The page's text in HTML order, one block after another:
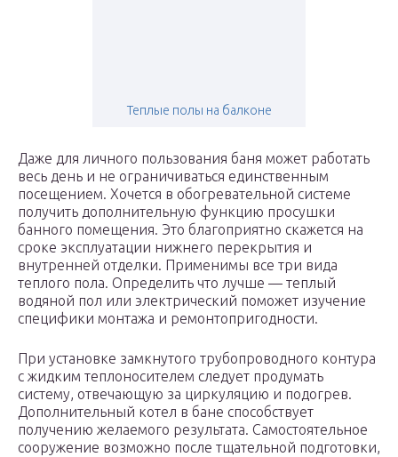
Теплые полы на балконе
Даже для личного пользования баня может работать
весь день и не ограничиваться единственным
посещением. Хочется в обогревательной системе
получить дополнительную функцию просушки
банного помещения. Это благоприятно скажется на
сроке эксплуатации нижнего перекрытия и
внутренней отделки. Применимы все три вида
теплого пола. Определить что лучше — теплый
водяной пол или электрический поможет изучение
специфики монтажа и ремонтопригодности.
При установке замкнутого трубопроводного контура
с жидким теплоносителем следует продумать
систему, отвечающую за циркуляцию и подогрев.
Дополнительный котел в бане способствует
получению желаемого результата. Самостоятельное
сооружение возможно после тщательной подготовки,